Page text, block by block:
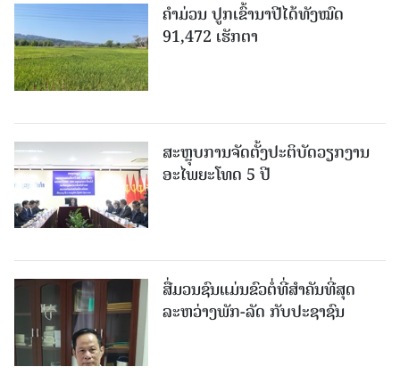
ຄໍາມ່ວນ ປູກເຂົ້ານາປີໄດ້ທັງໝົດ
91,472 ເຮັກຕາ
ສະຫຼຸບການຈັດຕັ້ງປະຕິບັດວຽກງານ
ອະໄພຍະໂທດ 5 ປີ
ສື່ມວນຊົນແມ່ນຂົວຕໍ່ທີ່ສໍາຄັນທີ່ສຸດ
ລະຫວ່າງພັກ-ລັດ ກັບປະຊາຊົນ